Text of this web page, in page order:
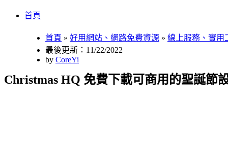
首頁
首頁 » 好用網站、網路免費資源 » 線上服務、實用
最後更新：11/22/2022
by CoreYi
Christmas HQ 免費下載可商用的聖誕節